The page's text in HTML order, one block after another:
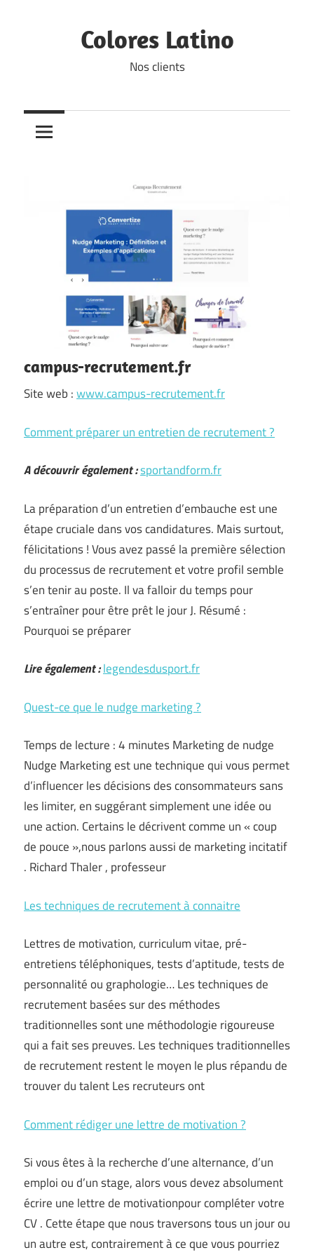
Colores Latino
Nos clients
campus-recrutement.fr
Site web :www.campus-recrutement.fr
Comment préparer un entretien de recrutement ?
A découvrir également :sportandform.fr
La préparation d’un entretien d’embauche est une
étape cruciale dans vos candidatures. Mais surtout,
félicitations ! Vous avez passé la première sélection
du processus de recrutement et votre profil semble
s’en tenir au poste. Il va falloir du temps pour
s’entraîner pour être prêt le jour J. Résumé :
Pourquoi se préparer
Lire également :legendesdusport.fr
Quest-ce que le nudge marketing ?
Temps de lecture : 4 minutes Marketing de nudge
Nudge Marketing est une technique qui vous permet
d’influencer les décisions des consommateurs sans
les limiter, en suggérant simplement une idée ou
une action. Certains le décrivent comme un « coup
de pouce »,nous parlons aussi de marketing incitatif
. Richard Thaler , professeur
Les techniques de recrutement à connaitre
Lettres de motivation, curriculum vitae, pré-
entretiens téléphoniques, tests d’aptitude, tests de
personnalité ou graphologie… Les techniques de
recrutement basées sur des méthodes
traditionnelles sont une méthodologie rigoureuse
qui a fait ses preuves. Les techniques traditionnelles
de recrutement restent le moyen le plus répandu de
trouver du talent Les recruteurs ont
Comment rédiger une lettre de motivation ?
Si vous êtes à la recherche d’une alternance, d’un
emploi ou d’un stage, alors vous devez absolument
écrire une lettre de motivationpour compléter votre
CV . Cette étape que nous traversons tous un jour ou
un autre est, contrairement à ce que vous pourriez